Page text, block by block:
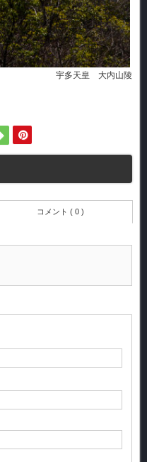
宇多天皇 大内山陵
コメント ( 0 )